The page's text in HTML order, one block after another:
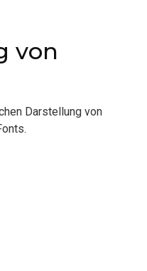
von
Darstellung von